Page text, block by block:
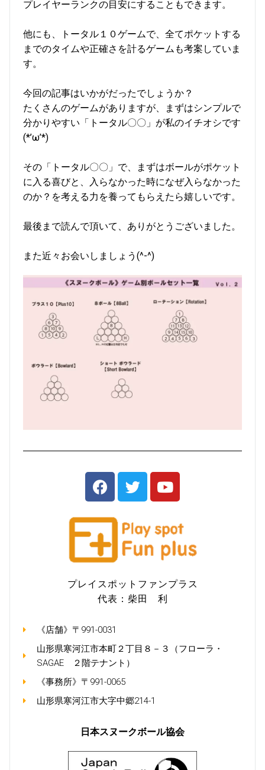
プレイヤーランクの目安にすることもできます。
他にも、トータル１０ゲームで、全てポケットする
までのタイムや正確さを計るゲームも考案していま
す。
今回の記事はいかがだったでしょうか？
たくさんのゲームがありますが、まずはシンプルで
分かりやすい「トータル〇〇」が私のイチオシです
(*’ω’*)
その「トータル〇〇」で、まずはボールがポケット
に入る喜びと、入らなかった時になぜ入らなかった
のか？を考える力を養ってもらえたら嬉しいです。
最後まで読んで頂いて、ありがとうございました。
また近々お会いしましょう(^-^)
プレイスポットファンプラス
代表：柴田 利
《店舗》〒991-0031
山形県寒河江市本町２丁目８－３（フローラ・
SAGAE ２階テナント）
《事務所》〒991-0065
山形県寒河江市大字中郷214-1
日本スヌークボール協会